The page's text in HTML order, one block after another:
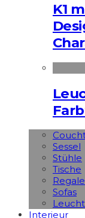
K1
Sessel
Stühle
Tische
Regale
Sofas
Interieur